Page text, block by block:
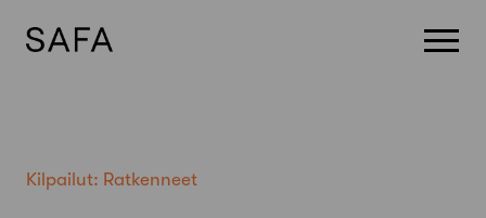
Kilpailut: Ratkenneet